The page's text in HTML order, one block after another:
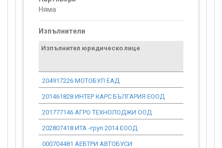
Няма
Изпълнители
Изпълнител юридическо лице
204917226 МОТОБУЛ ЕАД
201461828 ИНТЕР КАРС БЪЛГАРИЯ ЕООД
201777146 АГРО ТЕХНОЛОДЖИ ООД
202807418 ИТА -груп 2014 ЕООД
000704481 АЕБТРИ АВТОБУСИ